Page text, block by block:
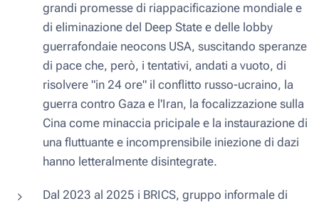
grandi promesse di riappacificazione mondiale e
di eliminazione del Deep State e delle lobby
guerrafondaie neocons USA, suscitando speranze
di pace che, però, i tentativi, andati a vuoto, di
risolvere "in 24 ore" il conflitto russo-ucraino, la
guerra contro Gaza e l'Iran, la focalizzazione sulla
Cina come minaccia pricipale e la instaurazione di
una fluttuante e incomprensibile iniezione di dazi
hanno letteralmente disintegrate.
Dal 2023 al 2025 i BRICS, gruppo informale di